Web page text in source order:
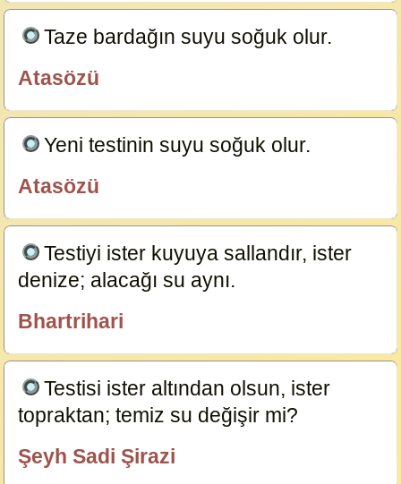
Taze bardağın suyu soğuk olur.
Atasözü
Yeni testinin suyu soğuk olur.
Atasözü
Testiyi ister kuyuya sallandır, ister
denize; alacağı su aynı.
Bhartrihari
Testisi ister altından olsun, ister
topraktan; temiz su değişir mi?
Şeyh Sadi Şirazi